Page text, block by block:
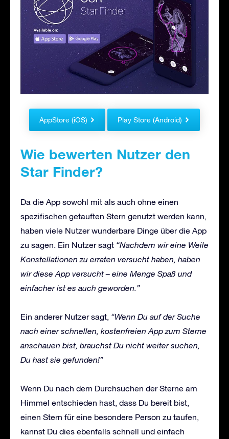
AppStore (iOS) Play Store (Android)
Wie bewerten Nutzer den
Star Finder?
Da die App sowohl mit als auch ohne einen
spezifischen getauften Stern genutzt werden kann,
haben viele Nutzer wunderbare Dinge über die App
zu sagen. Ein Nutzer sagt “Nachdem wir eine Weile
Konstellationen zu erraten versucht haben, haben
wir diese App versucht – eine Menge Spaß und
einfacher ist es auch geworden.”
Ein anderer Nutzer sagt, “Wenn Du auf der Suche
nach einer schnellen, kostenfreien App zum Sterne
anschauen bist, brauchst Du nicht weiter suchen,
Du hast sie gefunden!”
Wenn Du nach dem Durchsuchen der Sterne am
Himmel entschieden hast, dass Du bereit bist,
einen Stern für eine besondere Person zu taufen,
kannst Du dies ebenfalls schnell und einfach